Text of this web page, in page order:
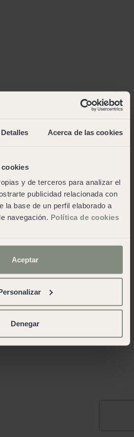
Detalles Acerca de las cookies
cookies
y de terceros para analizar el
publicidad relacionada con
la base de un perfil elaborado a
navegación. Política de cookies
Aceptar
Denegar